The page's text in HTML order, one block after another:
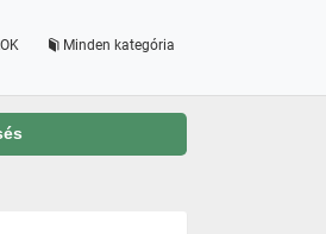
Minden kategória